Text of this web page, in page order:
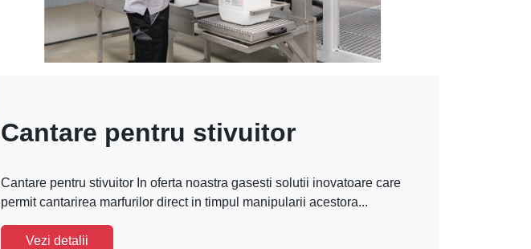
Cantare pentru stivuitor
Cantare pentru stivuitor In oferta noastra gasesti solutii inovatoare care
permit cantarirea marfurilor direct in timpul manipularii acestora...
Vezi detalii